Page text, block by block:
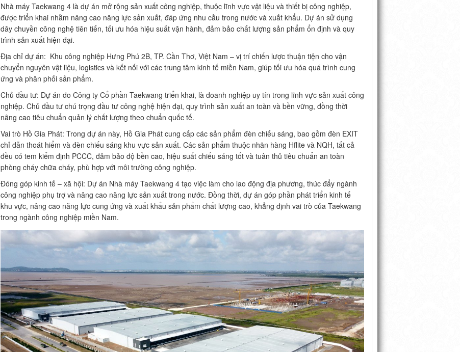
Nhà máy Taekwang 4 là dự án mở rộng sản xuất công nghiệp, thuộc lĩnh vực vật liệu và thiết bị công nghiệp,
được triển khai nhằm nâng cao năng lực sản xuất, đáp ứng nhu cầu trong nước và xuất khẩu. Dự án sử dụng
dây chuyền công nghệ tiên tiến, tối ưu hóa hiệu suất vận hành, đảm bảo chất lượng sản phẩm ổn định và quy
trình sản xuất hiện đại.
Địa chỉ dự án: Khu công nghiệp Hưng Phú 2B, TP. Cần Thơ, Việt Nam – vị trí chiến lược thuận tiện cho vận
chuyển nguyên vật liệu, logistics và kết nối với các trung tâm kinh tế miền Nam, giúp tối ưu hóa quá trình cung
ứng và phân phối sản phẩm.
Chủ đầu tư: Dự án do Công ty Cổ phần Taekwang triển khai, là doanh nghiệp uy tín trong lĩnh vực sản xuất công
nghiệp. Chủ đầu tư chú trọng đầu tư công nghệ hiện đại, quy trình sản xuất an toàn và bền vững, đồng thời
nâng cao tiêu chuẩn quản lý chất lượng theo chuẩn quốc tế.
Vai trò Hồ Gia Phát: Trong dự án này, Hồ Gia Phát cung cấp các sản phẩm đèn chiếu sáng, bao gồm đèn EXIT
chỉ dẫn thoát hiểm và đèn chiếu sáng khu vực sản xuất. Các sản phẩm thuộc nhãn hàng Hflite và NQH, tất cả
đều có tem kiểm định PCCC, đảm bảo độ bền cao, hiệu suất chiếu sáng tốt và tuân thủ tiêu chuẩn an toàn
phòng cháy chữa cháy, phù hợp với môi trường công nghiệp.
Đóng góp kinh tế – xã hội: Dự án Nhà máy Taekwang 4 tạo việc làm cho lao động địa phương, thúc đẩy ngành
công nghiệp phụ trợ và nâng cao năng lực sản xuất trong nước. Đồng thời, dự án góp phần phát triển kinh tế
khu vực, nâng cao năng lực cung ứng và xuất khẩu sản phẩm chất lượng cao, khẳng định vai trò của Taekwang
trong ngành công nghiệp miền Nam.